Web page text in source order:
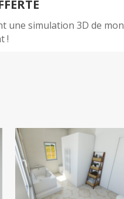
une simulation 3D de mon
!